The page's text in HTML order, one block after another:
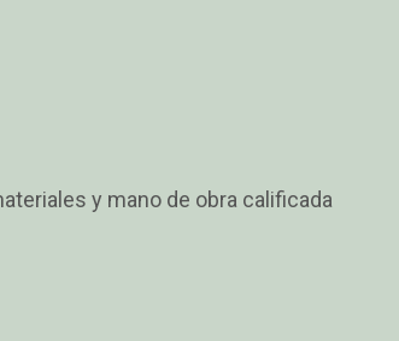
y mano de obra calificada